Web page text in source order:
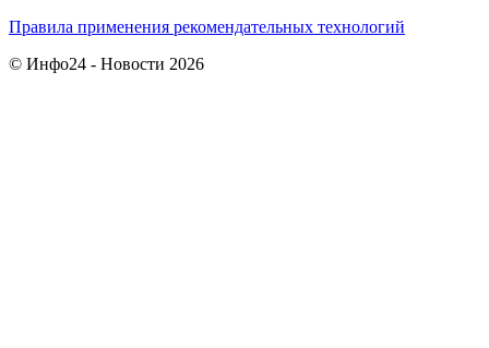
Правила применения рекомендательных технологий
© Инфо24 - Новости 2026